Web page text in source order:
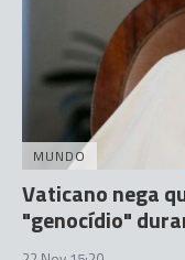
MUNDO
Vaticano nega
"genocídio"